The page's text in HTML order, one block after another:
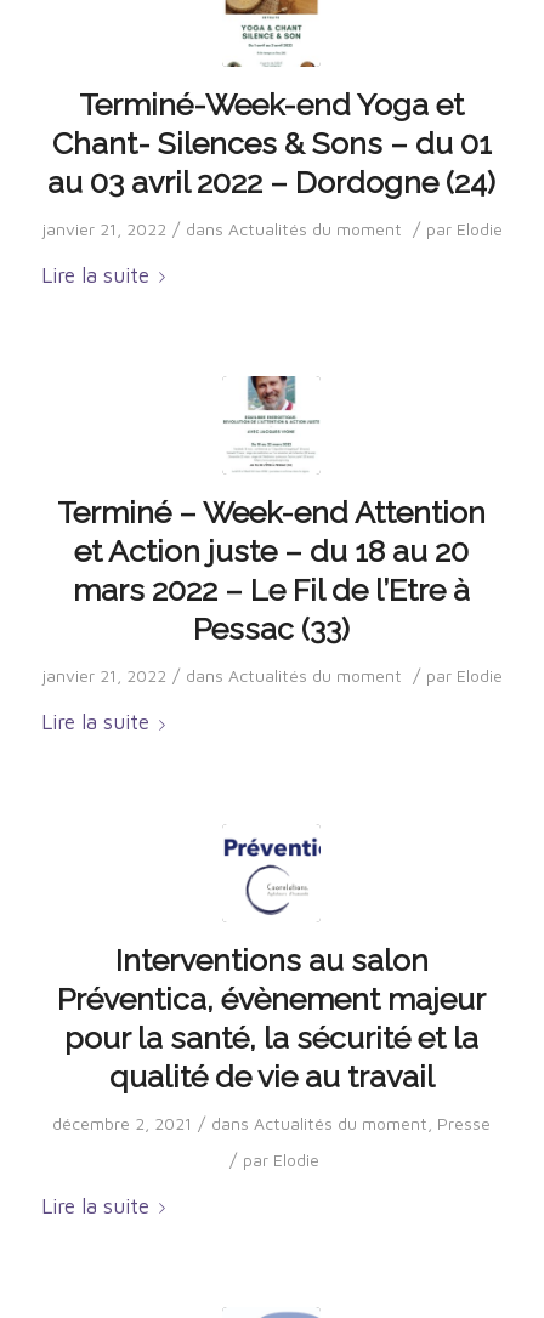
Terminé-Week-end Yoga et
Chant- Silences & Sons – du 01
au 03 avril 2022 – Dordogne (24)
janvier 21, 2022 / dans Actualités du moment / par Elodie
Lire la suite
Terminé – Week-end Attention
et Action juste – du 18 au 20
mars 2022 – Le Fil de l’Etre à
Pessac (33)
janvier 21, 2022 / dans Actualités du moment / par Elodie
Lire la suite
Interventions au salon
Préventica, évènement majeur
pour la santé, la sécurité et la
qualité de vie au travail
décembre 2, 2021 / dans Actualités du moment Presse
/ par Elodie
Lire la suite